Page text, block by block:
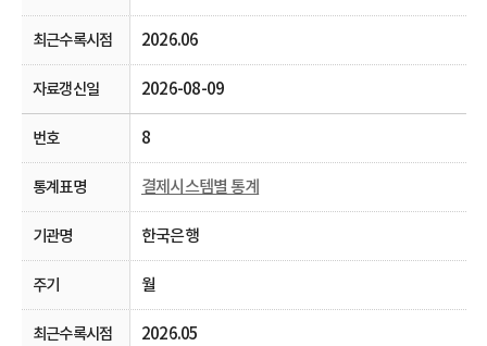
2026.06
2026-08-09
8
결제시스템별 통계
한국은행
월
2026.05